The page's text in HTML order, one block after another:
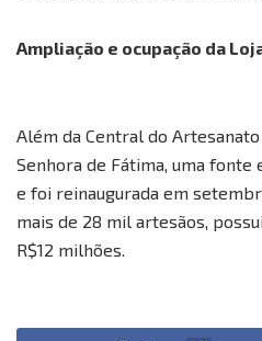
Ampliação e ocupação da
Além da Central do
Senhora de Fátima, uma
e foi reinaugurada em
mais de 28 mil artesãos,
R$12 milhões.